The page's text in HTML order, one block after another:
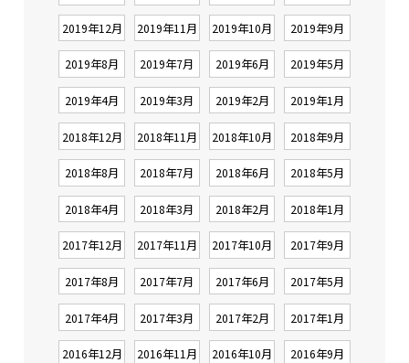
2019年12月 2019年11月 2019年10月 2019年9月
2019年8月 2019年7月 2019年6月 2019年5月
2019年4月 2019年3月 2019年2月 2019年1月
2018年12月 2018年11月 2018年10月 2018年9月
2018年8月 2018年7月 2018年6月 2018年5月
2018年4月 2018年3月 2018年2月 2018年1月
2017年12月 2017年11月 2017年10月 2017年9月
2017年8月 2017年7月 2017年6月 2017年5月
2017年4月 2017年3月 2017年2月 2017年1月
2016年12月 2016年11月 2016年10月 2016年9月